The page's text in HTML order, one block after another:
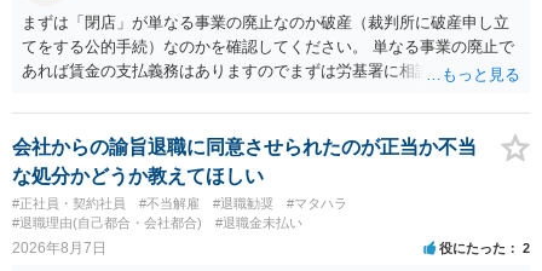
まずは「閉店」が単なる事業の廃止なのか破産（裁判所に破産申し立
てをする公的手続）なのかを確認してください。 単なる事業の廃止で
あれば賃金の支払義務はありますのでまずは労基署に相談してくださ
しいかもしれませんが）賃金などの労働債権は他の債務より優先して
支払われます。ただし支払までにかなり時間がかかるでしょう。 さら
に、「独立行政法人労働者健康安全機構 」という公的機関が未払賃金
の立替事業を行っています。詳しくは、同機構の＜未払賃金立替払相
談コーナー＞ TEL 044-431-8663 相談時間：土日祝日を除く9:15～1
7:00 に相談してみてください。同じように未払となった他の従業員の
会社からの諭旨退職に同意させられたのが正当か不当
な処分かどうか教えてほしい
#正社員・契約社員 #不当解雇 #退職勧奨
#マタハラ
#退職理由(自己都合・会社都合)
#退職金未払い
2026年8月7日 役にたった 2